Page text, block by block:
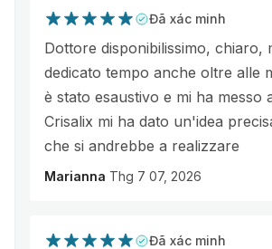
Đã xác minh
Dottore disponibilissimo, chiaro,
dedicato tempo anche oltre alle
è stato esaustivo e mi ha messo
Crisalix mi ha dato un'idea
che si andrebbe a realizzare
Marianna Thg 7 07, 2026
Đã xác minh